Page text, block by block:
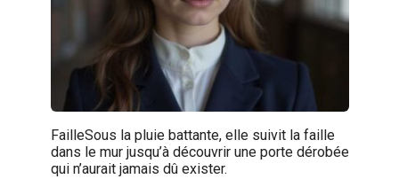
FailleSous la pluie battante, elle suivit la faille
dans le mur jusqu’à découvrir une porte dérobée
qui n’aurait jamais dû exister.